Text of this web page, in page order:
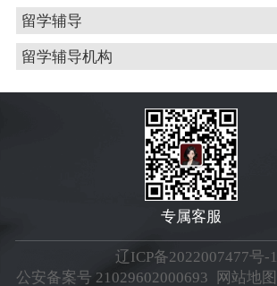
留学辅导
留学辅导机构
专属客服
辽ICP备2022007477号-1
公安备案号 21029602000693
网站地图